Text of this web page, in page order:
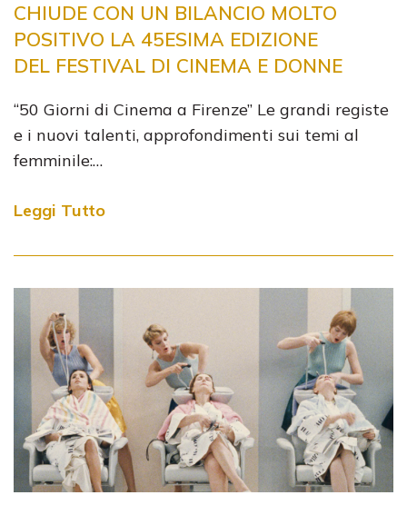
CHIUDE CON UN BILANCIO MOLTO
POSITIVO LA 45ESIMA EDIZIONE
DEL FESTIVAL DI CINEMA E DONNE
“50 Giorni di Cinema a Firenze” Le grandi registe
e i nuovi talenti, approfondimenti sui temi al
femminile:…
Leggi Tutto